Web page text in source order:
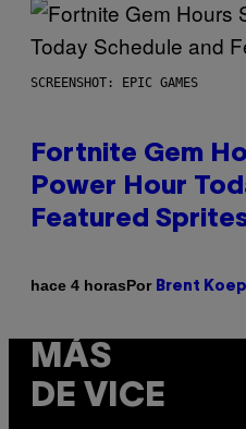
SCREENSHOT: EPIC GAMES
Fortnite Gem
Power Hour
Featured
hace 4 horasPor Brent
MÁS
DE VICE